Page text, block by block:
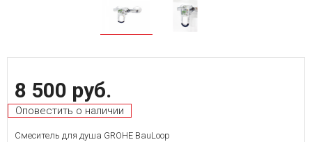
8 500 руб.
Оповестить о наличии
Смеситель для душа GROHE BauLoop